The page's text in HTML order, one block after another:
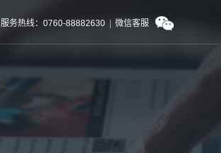
服务热线：0760-88882630 微信客服